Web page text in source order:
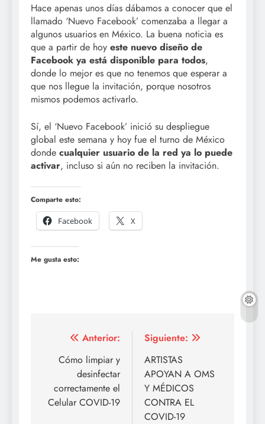
Hace apenas unos días dábamos a conocer que el
llamado ‘Nuevo Facebook’ comenzaba a llegar a
algunos usuarios en México. La buena noticia es
que a partir de hoy este nuevo diseño de
Facebook ya está disponible para todos,
donde lo mejor es que no tenemos que esperar a
que nos llegue la invitación, porque nosotros
mismos podemos activarlo.
Sí, el ‘Nuevo Facebook’ inició su despliegue
global este semana y hoy fue el turno de México
donde cualquier usuario de la red ya lo puede
activar, incluso si aún no reciben la invitación.
Comparte esto:
Facebook
X
Me gusta esto:
Navegación
de
entradas
Anterior:
Cómo limpiar y
desinfectar
correctamente el
Celular COVID-19
Siguiente:
ARTISTAS
APOYAN A OMS
Y MÉDICOS
CONTRA EL
COVID-19